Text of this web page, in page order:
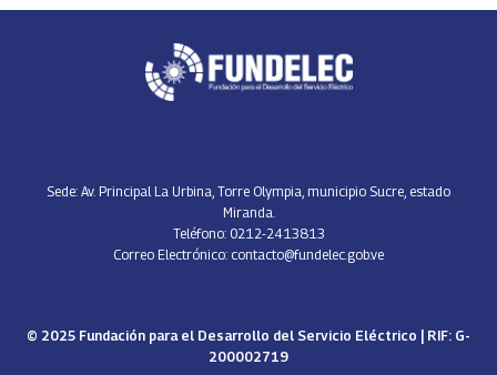
Sede: Av. Principal La Urbina, Torre Olympia, municipio Sucre, estado
Miranda.
Teléfono: 0212-2413813
Correo Electrónico: contacto@fundelec.gob.ve
© 2025 Fundación para el Desarrollo del Servicio Eléctrico | RIF: G-
200002719